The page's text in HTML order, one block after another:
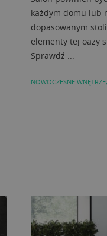
każdym domu lub
dopasowanym
elementy tej oazy
Sprawdź ...
NOWOCZESNE WNĘTRZE,